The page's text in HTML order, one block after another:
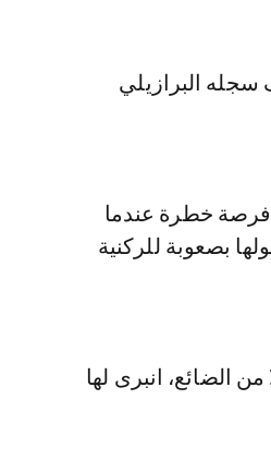
سجله البرازيلي
فرصة خطرة عندما
بصعوبة للركنية
الضائع، انبرى لها